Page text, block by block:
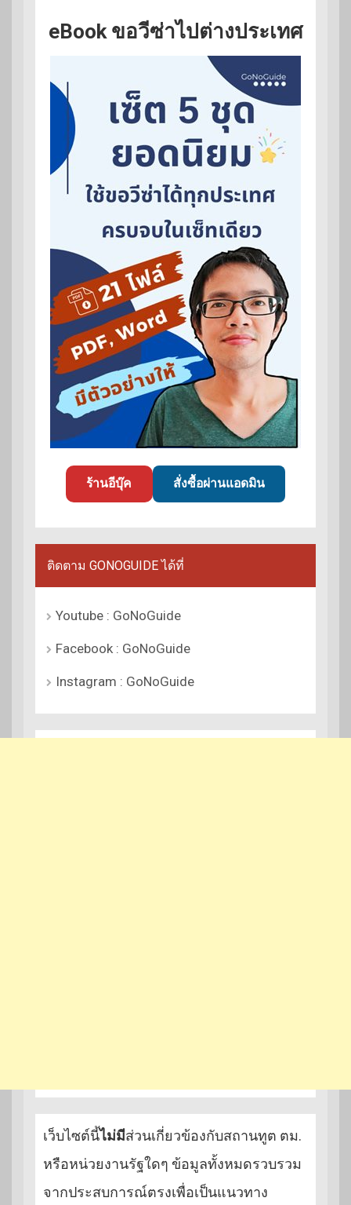
eBook ขอวีซ่าไปต่างประเทศ
ร้านอีบุ๊ค สั่งซื้อผ่านแอดมิน
ติดตาม GONOGUIDE ได้ที่
Youtube : GoNoGuide
Facebook : GoNoGuide
Instagram : GoNoGuide
เว็บไซต์นี้ไม่มีส่วนเกี่ยวข้องกับสถานทูต ตม.
หรือหน่วยงานรัฐใดๆ ข้อมูลทั้งหมดรวบรวม
จากประสบการณ์ตรงเพื่อเป็นแนวทาง